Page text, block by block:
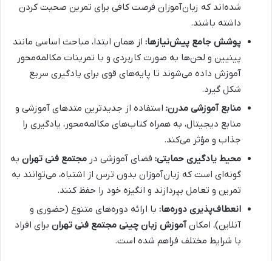
شده‌اند که زبان‌آموزان فرصت کافی برای تمرین صحبت کردن
داشته باشند.
پوشش جامع پیش‌نیازها: از همان ابتدا، مباحث اساسی مانند
پینیین و لحن‌ها به صورت کاربردی و با تمرینات مکالمه‌محور
آموزش داده می‌شوند تا پایه‌های قوی برای یادگیری سریع
شکل گیرد.
منابع آموزشی مدرن: استفاده از جدیدترین متدهای آموزشی و
منابع دیجیتال، به همراه کتاب‌های مکالمه‌محور، یادگیری را
جذاب و مؤثر می‌کند.
محیط یادگیری حمایتی: فضای آموزشی در مجتمع فنی تهران به
گونه‌ای است که زبان‌آموزان بدون ترس از اشتباه، می‌توانند به
تمرین و تعامل بپردازند و انگیزه خود را حفظ کنند.
انعطاف‌پذیری دوره‌ها: با ارائه دوره‌های متنوع (حضوری و
آنلاین)، امکانآموزش زبان چینی مجتمع فنی تهران برای افراد
با شرایط مختلف فراهم شده است.